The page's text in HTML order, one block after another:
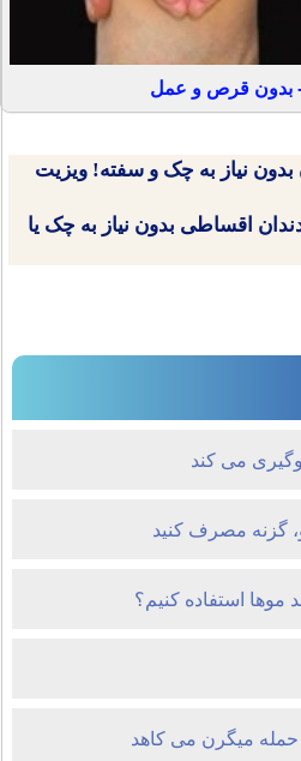
- بدون قرص و عمل
بدون نیاز به چک و سفته! ویزیت
دندان اقساطی بدون نیاز به چک یا
می کند
گزنه مصرف کنید
موها استفاده کنیم؟
حمله میگرن می کاهد